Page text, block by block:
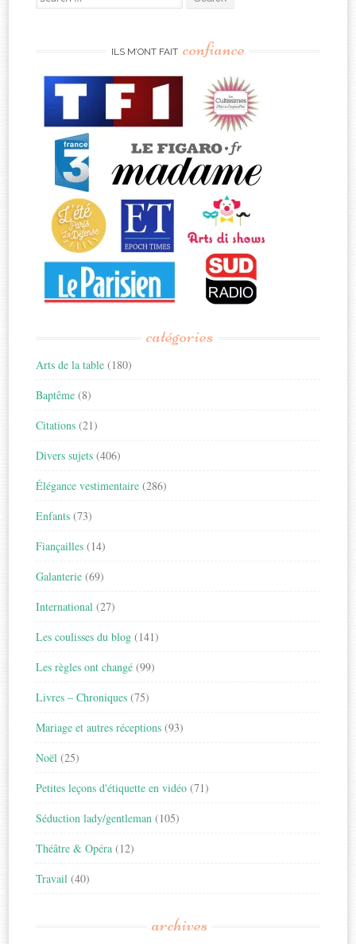
for:
ILS M’ONT FAIT confiance
catégories
Arts de la table (180)
Baptême (8)
Citations (21)
Divers sujets (406)
Élégance vestimentaire (286)
Enfants (73)
Fiançailles (14)
Galanterie (69)
International (27)
Les coulisses du blog (141)
Les règles ont changé (99)
Livres – Chroniques (75)
Mariage et autres réceptions (93)
Noël (25)
Petites leçons d'étiquette en vidéo (71)
Séduction lady/gentleman (105)
Théâtre & Opéra (12)
Travail (40)
archives